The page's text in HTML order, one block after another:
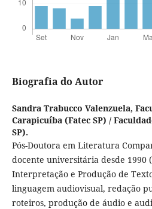
Biografia do Autor
Sandra Trabucco Valenzuela,
Carapicuíba (Fatec SP) /
SP).
Pós-Doutora em Literatura
docente universitária desde 1990
Interpretação e Produção de
linguagem audiovisual, redação
roteiros, produção de áudio e